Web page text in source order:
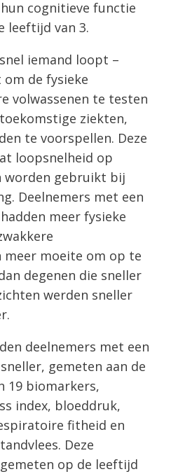
cognitieve functie
leeftijd van 3.
iemand loopt –
de fysieke
volwassenen te testen
ziekten,
te voorspellen. Deze
loopsnelheid op
worden gebruikt bij
Deelnemers met een
meer fysieke
meer moeite om op te
degenen die sneller
werden sneller
deelnemers met een
gemeten aan de
19 biomarkers,
index, bloeddruk,
fitheid en
Deze
op de leeftijd